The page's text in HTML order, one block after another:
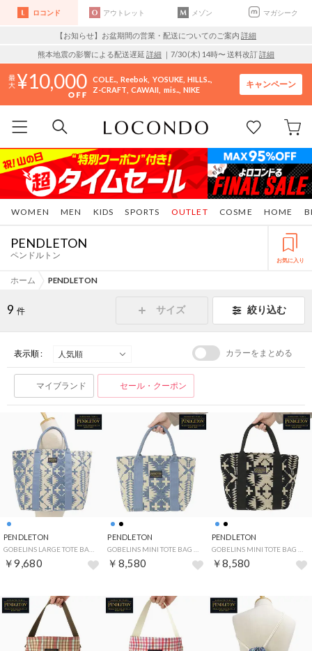
ロコンド アウトレット メゾン マガシーク
【お知らせ】お盆期間の営業・配送についてのご案内 詳細
熊本地震の影響による配送遅延 詳細 ｜7/30 (木) 14時〜 送料改訂詳細
10,000 COLE.. Reebok YOSUKE HILLS..
Z-CRAFT CAWAII mis.. NIKE
キャンペーン
WOMEN MEN KIDS SPORTS COSME HOME
OUTLET
PENDLETON
ペンドルトン お気に入り
ホーム PENDLETON
9 件 サイズ 絞り込む
表示順 : カラーをまとめる
マイブランド セール・クーポン
PENDLETON
￥9,680
PENDLETON
￥8,580
PENDLETON
￥8,580